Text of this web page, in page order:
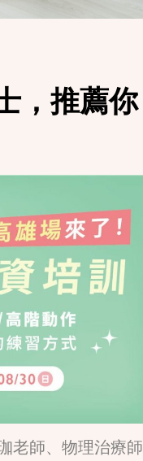
，推薦你
老師、物理治療師